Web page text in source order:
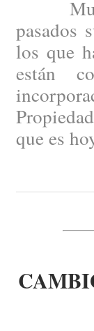
pasados
los que
están
que es